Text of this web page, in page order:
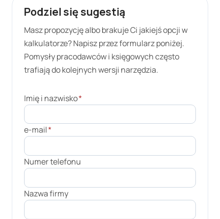
Podziel się sugestią
Masz propozycję albo brakuje Ci jakiejś opcji w
kalkulatorze? Napisz przez formularz poniżej.
Pomysły pracodawców i księgowych często
trafiają do kolejnych wersji narzędzia.
Imię i nazwisko*
e-mail*
Numer telefonu
Nazwa firmy